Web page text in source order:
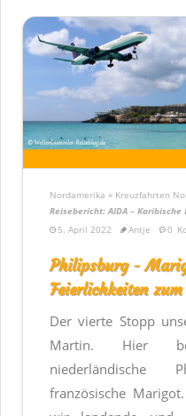
Nordamerika » Kreuzfahrten
Reisebericht: AIDA – Karibische
5. April 2022
Antje 0
Philipsburg -
Feierlichkeiten
Der vierte Stopp
Martin. Hier
niederländische
französische